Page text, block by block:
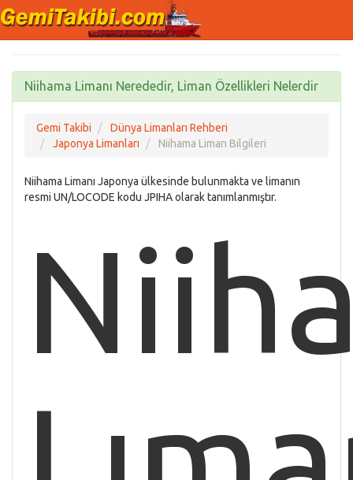
Niihama Limanı Nerededir, Liman Özellikleri Nelerdir
Gemi Takibi
Dünya Limanları Rehberi
Japonya Limanları
Niihama Liman Bilgileri
Niihama Limanı Japonya ülkesinde bulunmakta ve limanın
resmi UN/LOCODE kodu JPIHA olarak tanımlanmıştır.